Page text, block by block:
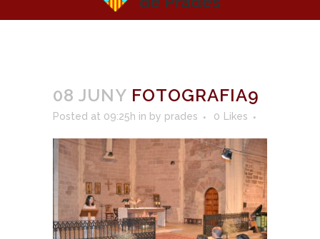
08 JUNY FOTOGRAFIA9
Posted at 09:25h in by prades 0 Likes